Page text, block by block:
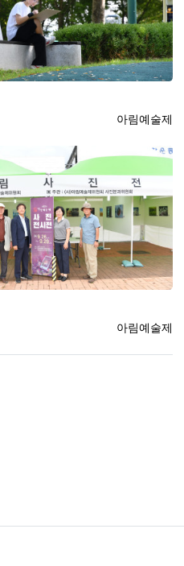
등록자
아림예술제
등록자
아림예술제